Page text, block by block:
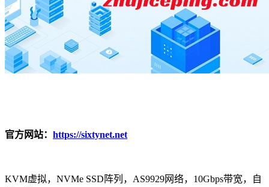
官方网站： https://sixtynet.net
KVM虚拟，NVMe SSD阵列，AS9929网络，10Gbps带宽，自